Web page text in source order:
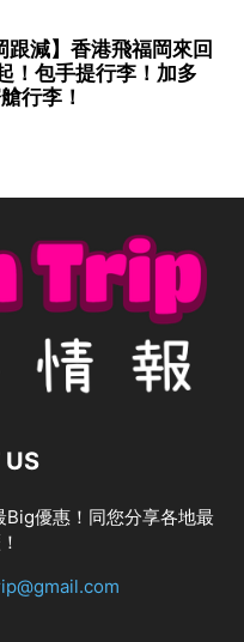
跟減】香港飛福岡來回
！包手提行李！加多
行李！
優惠！同您分享各地最